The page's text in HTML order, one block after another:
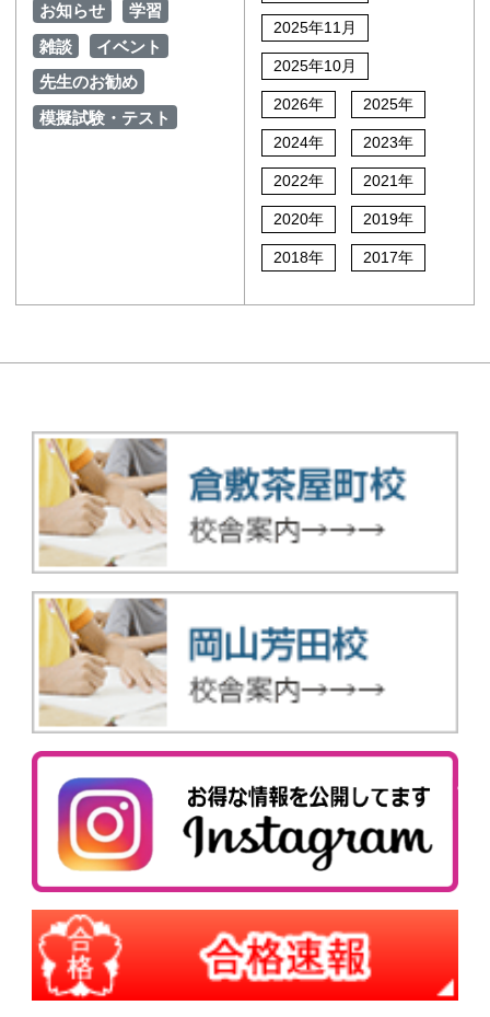
お知らせ
学習
雑談
イベント
先生のお勧め
模擬試験・テスト
2025年11月
2025年10月
2026年 2025年
2024年 2023年
2022年 2021年
2020年 2019年
2018年 2017年